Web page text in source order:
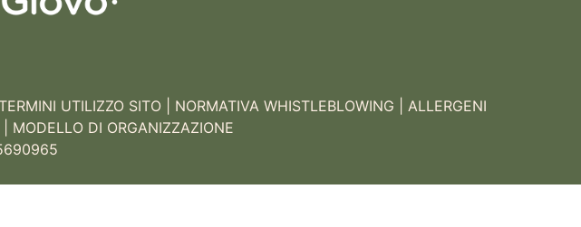
TERMINI UTILIZZO SITO | NORMATIVA WHISTLEBLOWING
ALLERGENI
MODELLO DI ORGANIZZAZIONE